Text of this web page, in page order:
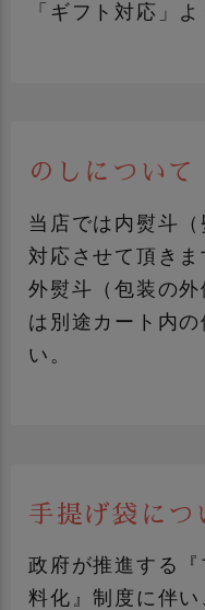
「ギフト対応」
（黒地にロゴマー
のしについて
当店では内熨斗
対応させて頂きま
外熨斗（包装の
は別途カート内
い。
加工品ギフト
手提げ袋につ
政府が推進する
料化』制度に伴